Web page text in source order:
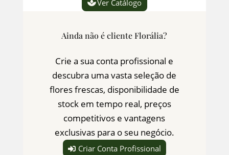
Ver Catálogo
Ainda não é cliente Florália?
Crie a sua conta profissional e
descubra uma vasta seleção de
flores frescas, disponibilidade de
stock em tempo real, preços
competitivos e vantagens
exclusivas para o seu negócio.
Criar Conta Profissional